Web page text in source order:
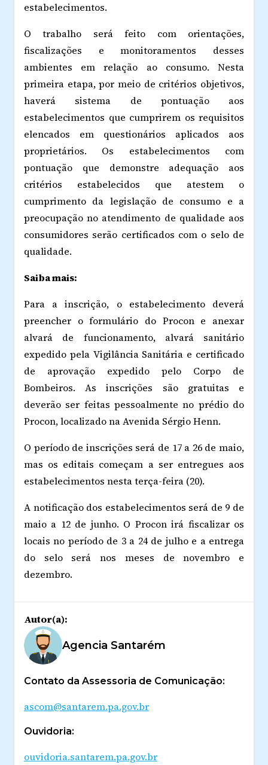
estabelecimentos.
O trabalho será feito com orientações,
fiscalizações e monitoramentos desses
ambientes em relação ao consumo. Nesta
primeira etapa, por meio de critérios objetivos,
haverá sistema de pontuação aos
estabelecimentos que cumprirem os requisitos
elencados em questionários aplicados aos
proprietários. Os estabelecimentos com
pontuação que demonstre adequação aos
critérios estabelecidos que atestem o
cumprimento da legislação de consumo e a
preocupação no atendimento de qualidade aos
consumidores serão certificados com o selo de
qualidade.
Saiba mais:
Para a inscrição, o estabelecimento deverá
preencher o formulário do Procon e anexar
alvará de funcionamento, alvará sanitário
expedido pela Vigilância Sanitária e certificado
de aprovação expedido pelo Corpo de
Bombeiros. As inscrições são gratuitas e
deverão ser feitas pessoalmente no prédio do
Procon, localizado na Avenida Sérgio Henn.
O período de inscrições será de 17 a 26 de maio,
mas os editais começam a ser entregues aos
estabelecimentos nesta terça-feira (20).
A notificação dos estabelecimentos será de 9 de
maio a 12 de junho. O Procon irá fiscalizar os
locais no período de 3 a 24 de julho e a entrega
do selo será nos meses de novembro e
dezembro.
Autor(a):
Agencia Santarém
Contato da Assessoria de Comunicação:
ascom@santarem.pa.gov.br
Ouvidoria:
ouvidoria.santarem.pa.gov.br